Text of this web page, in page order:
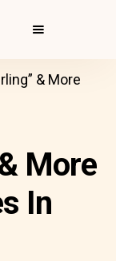
& More
More
In